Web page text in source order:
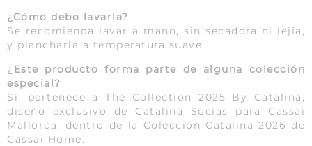
¿Cómo debo lavarla?
Se recomienda lavar a mano, sin secadora ni lejía,
y plancharla a temperatura suave.
¿Este producto forma parte de alguna colección
especial?
Sí, pertenece a The Collection 2025 By Catalina,
diseño exclusivo de Catalina Socías para Cassai
Mallorca, dentro de la Colección Catalina 2026 de
Cassai Home.